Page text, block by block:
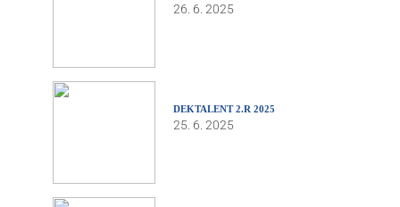
26. 6. 2025
DEKTALENT 2.R 2025
25. 6. 2025